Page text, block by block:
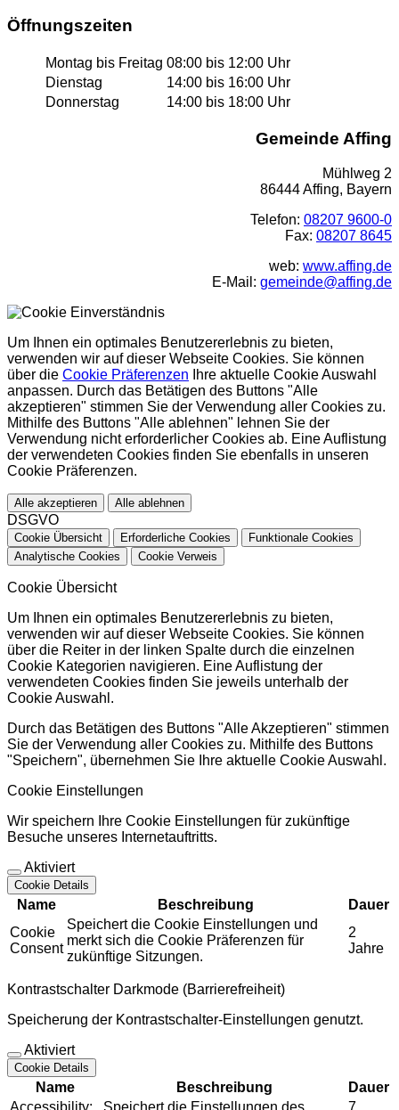
Öffnungszeiten
Montag bis Freitag 08:00 bis 12:00 Uhr
Dienstag
14:00 bis 16:00 Uhr
Donnerstag
14:00 bis 18:00 Uhr
Gemeinde Affing
Mühlweg 2
86444 Affing, Bayern
Telefon: 08207 9600-0
Fax: 08207 8645
web: www.affing.de
E-Mail: gemeinde@affing.de
Um Ihnen ein optimales Benutzererlebnis zu bieten,
verwenden wir auf dieser Webseite Cookies. Sie können
über die Cookie Präferenzen Ihre aktuelle Cookie Auswahl
anpassen. Durch das Betätigen des Buttons "Alle
akzeptieren" stimmen Sie der Verwendung aller Cookies zu.
Mithilfe des Buttons "Alle ablehnen" lehnen Sie der
Verwendung nicht erforderlicher Cookies ab. Eine Auflistung
der verwendeten Cookies finden Sie ebenfalls in unseren
Cookie Präferenzen.
Alle akzeptieren Alle ablehnen
DSGVO
Cookie Übersicht Erforderliche Cookies
Funktionale Cookies
Analytische Cookies
Cookie Verweis
Cookie Übersicht
Um Ihnen ein optimales Benutzererlebnis zu bieten,
verwenden wir auf dieser Webseite Cookies. Sie können
über die Reiter in der linken Spalte durch die einzelnen
Cookie Kategorien navigieren. Eine Auflistung der
verwendeten Cookies finden Sie jeweils unterhalb der
Cookie Auswahl.
Durch das Betätigen des Buttons "Alle Akzeptieren" stimmen
Sie der Verwendung aller Cookies zu. Mithilfe des Buttons
"Speichern", übernehmen Sie Ihre aktuelle Cookie Auswahl.
Cookie Einstellungen
Wir speichern Ihre Cookie Einstellungen für zukünftige
Besuche unseres Internetauftritts.
Aktiviert
Cookie Details
Name Beschreibung
Dauer
Cookie
Consent
Speichert die Cookie Einstellungen und
merkt sich die Cookie Präferenzen für
zukünftige Sitzungen.
2
Jahre
Kontrastschalter Darkmode (Barrierefreiheit)
Speicherung der Kontrastschalter-Einstellungen genutzt.
Aktiviert
Cookie Details
Name Beschreibung
Dauer
Accessibility:
Speichert die Einstellungen des 7